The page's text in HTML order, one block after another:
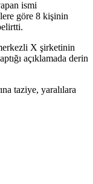
ismi
göre 8 kişinin
X şirketinin
açıklamada derin
taziye, yaralılara